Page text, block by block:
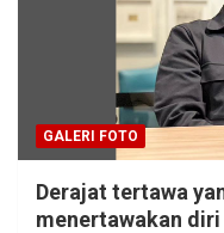
GALERI FOTO
Derajat tertawa
menertawakan